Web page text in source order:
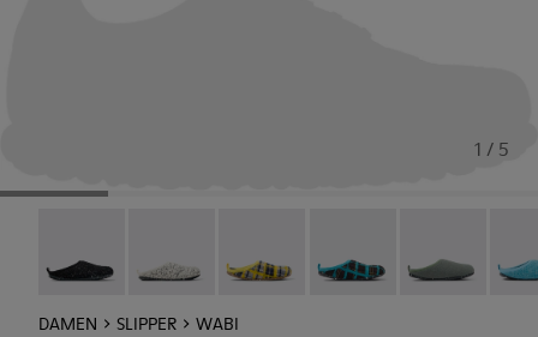
1 / 5
DAMEN SLIPPER WABI